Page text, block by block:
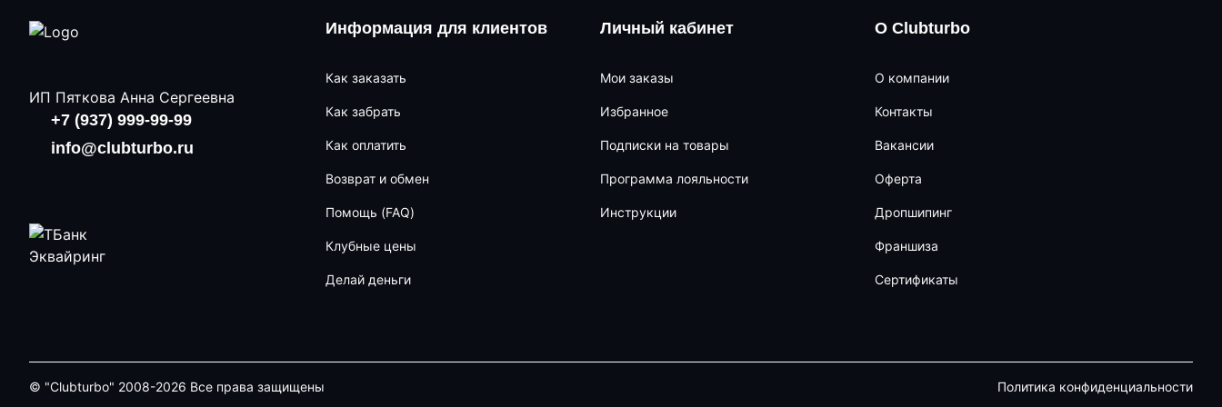
ИП Пяткова Анна Сергеевна
+7 (937) 999-99-99
info@clubturbo.ru
Информация для клиентов
Как заказать
Как забрать
Как оплатить
Возврат и обмен
Помощь (FAQ)
Клубные цены
Делай деньги
Личный кабинет
Мои заказы
Избранное
Подписки на товары
Программа лояльности
Инструкции
О Clubturbo
О компании
Контакты
Вакансии
Оферта
Дропшипинг
Франшиза
Сертификаты
© "Clubturbo" 2008-2026 Все права защищены Политика конфиденциальности